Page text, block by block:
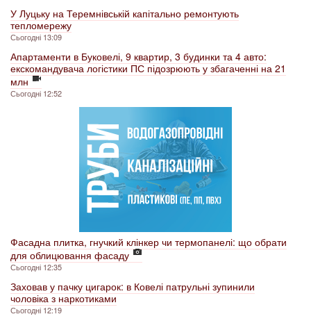
У Луцьку на Теремнівській капітально ремонтують
тепломережу
Сьогодні 13:09
Апартаменти в Буковелі, 9 квартир, 3 будинки та 4 авто:
екскомандувача логістики ПС підозрюють у збагаченні на 21
млн
Сьогодні 12:52
Фасадна плитка, гнучкий клінкер чи термопанелі: що обрати
для облицювання фасаду
Сьогодні 12:35
Заховав у пачку цигарок: в Ковелі патрульні зупинили
чоловіка з наркотиками
Сьогодні 12:19